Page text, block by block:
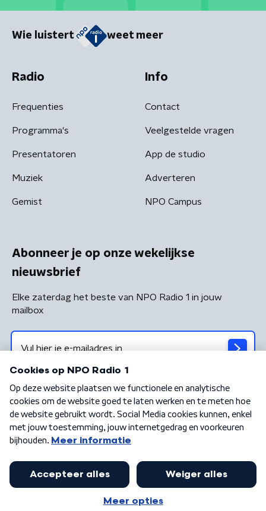
Wie luistert weet meer
Radio
Frequenties
Programma's
Presentatoren
Muziek
Gemist
Info
Contact
Veelgestelde vragen
App de studio
Adverteren
NPO Campus
Abonneer je op onze wekelijkse
nieuwsbrief
Elke zaterdag het beste van NPO Radio 1 in jouw
mailbox
Algemene voorwaarden